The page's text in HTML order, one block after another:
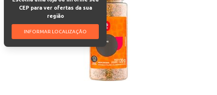
CEP para ver ofertas da sua
região
INFORMAR LOCALIZAÇÃO